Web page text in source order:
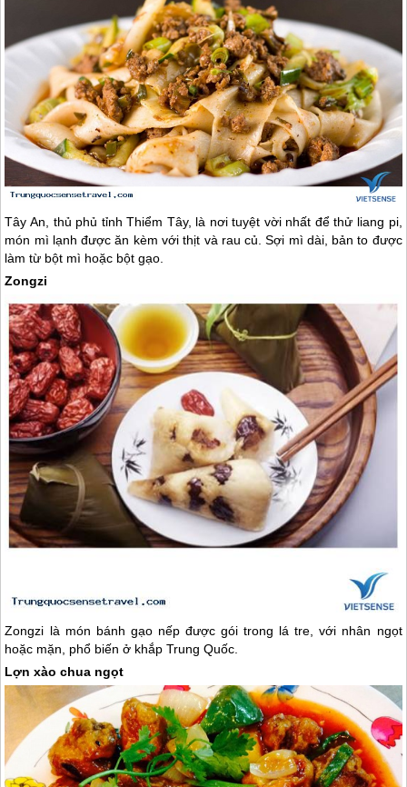
Tây An, thủ phủ tỉnh Thiểm Tây, là nơi tuyệt vời nhất để thử liang pi,
món mì lạnh được ăn kèm với thịt và rau củ. Sợi mì dài, bản to được
làm từ bột mì hoặc bột gạo.
Zongzi
Zongzi là món bánh gạo nếp được gói trong lá tre, với nhân ngọt
hoặc mặn, phổ biến ở khắpTrung Quốc.
Lợn xào chua ngọt